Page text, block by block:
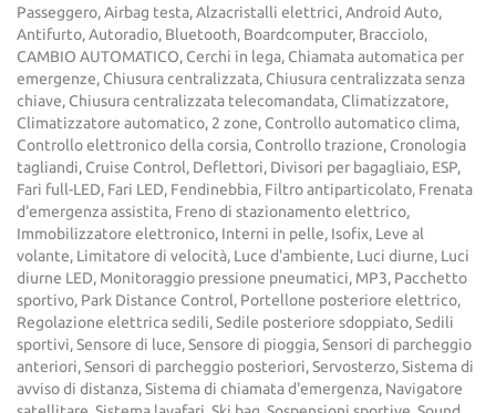
Passeggero, Airbag testa, Alzacristalli elettrici, Android Auto,
Antifurto, Autoradio, Bluetooth, Boardcomputer, Bracciolo,
CAMBIO AUTOMATICO, Cerchi in lega, Chiamata automatica per
emergenze, Chiusura centralizzata, Chiusura centralizzata senza
chiave, Chiusura centralizzata telecomandata, Climatizzatore,
Climatizzatore automatico, 2 zone, Controllo automatico clima,
Controllo elettronico della corsia, Controllo trazione, Cronologia
tagliandi, Cruise Control, Deflettori, Divisori per bagagliaio, ESP,
Fari full-LED, Fari LED, Fendinebbia, Filtro antiparticolato, Frenata
d'emergenza assistita, Freno di stazionamento elettrico,
Immobilizzatore elettronico, Interni in pelle, Isofix, Leve al
volante, Limitatore di velocità, Luce d'ambiente, Luci diurne, Luci
diurne LED, Monitoraggio pressione pneumatici, MP3, Pacchetto
sportivo, Park Distance Control, Portellone posteriore elettrico,
Regolazione elettrica sedili, Sedile posteriore sdoppiato, Sedili
sportivi, Sensore di luce, Sensore di pioggia, Sensori di parcheggio
anteriori, Sensori di parcheggio posteriori, Servosterzo, Sistema di
avviso di distanza, Sistema di chiamata d'emergenza, Navigatore